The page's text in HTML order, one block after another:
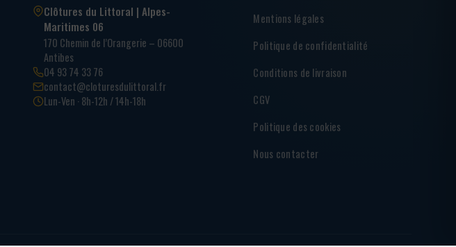
Clôtures du Littoral | Alpes-
Maritimes 06
170 Chemin de l’Orangerie – 06600
Antibes
04 93 74 33 76
contact@cloturesdulittoral.fr
Lun-Ven · 8h-12h / 14h-18h
Mentions légales
Politique de confidentialité
Conditions de livraison
CGV
Politique des cookies
Nous contacter